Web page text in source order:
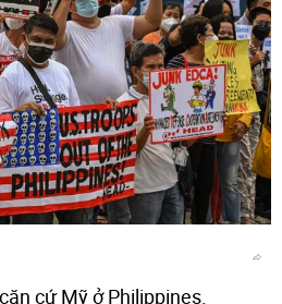
cứ Mỹ ở Philippines.